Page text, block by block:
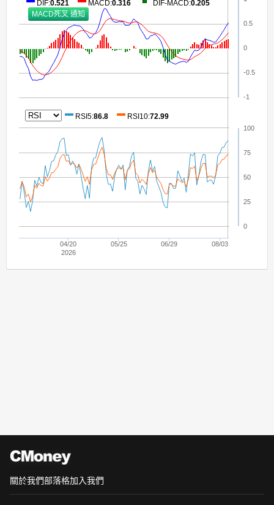
04/20
2026
05/25 06/29 08/03
-1
-0.5
0
0.5
0
25
50
75
100
DIF:0.521 MACD:0.316 DIF-MACD:0.205
RSI5:86.8 RSI10:72.99
關於我們部落格加入我們